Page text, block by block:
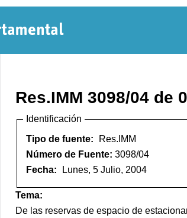
Res.IMM 3098/04 de
Identificación
Tipo de fuente:
Res.IMM
Número de Fuente: 3098/04
Fecha:
Lunes, 5 Julio, 2004
Tema:
De las reservas de espacio de